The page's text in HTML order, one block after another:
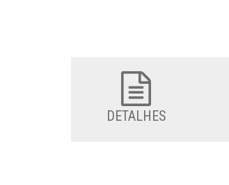
DETALHES